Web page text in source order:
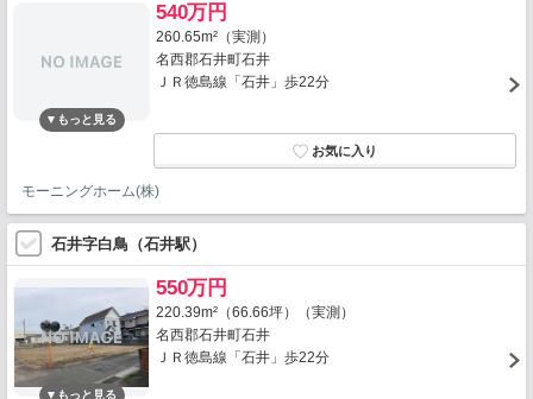
540万円
260.65m²（実測）
名西郡石井町石井
ＪＲ徳島線「石井」歩22分
モーニングホーム(株)
石井字白鳥（石井駅）
550万円
220.39m²（66.66坪）（実測）
名西郡石井町石井
ＪＲ徳島線「石井」歩22分